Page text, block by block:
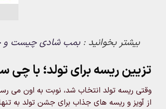
بیشتر بخوانید :بمب شادی چیست و
تزیین ریسه برای تولد؛ با
وقتی ریسه تولد انتخاب شد، نوبت به اون می
از آویز و ریسه های جذاب برای جشن تولد به